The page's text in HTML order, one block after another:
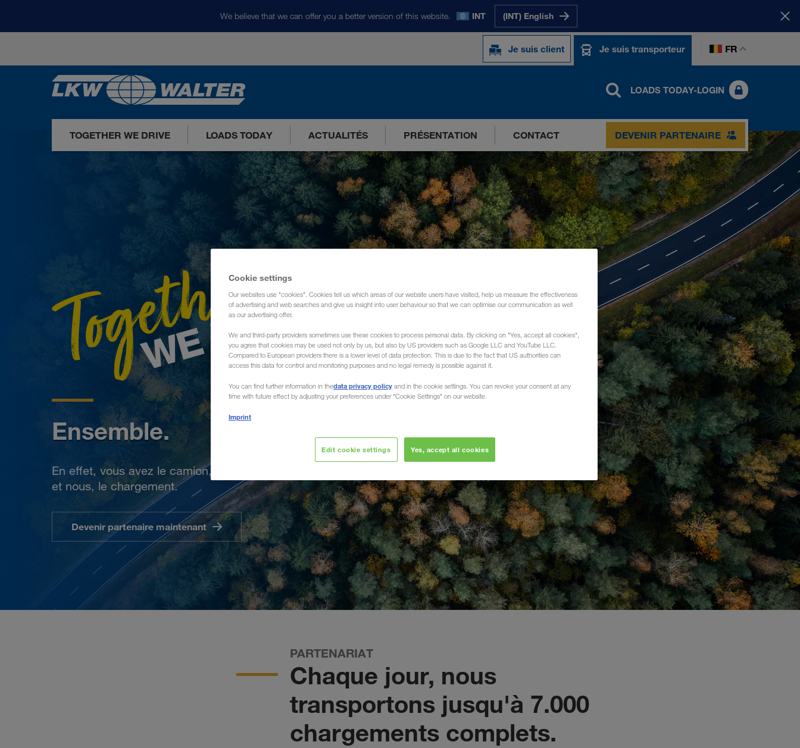
We believe that we can offer you a better version of this website. INT (INT) English
Je suis client Je suis transporteur FR
LOADS TODAY-LOGIN
TOGETHER WE DRIVE LOADS TODAY ACTUALITÉS PRÉSENTATION CONTACT DEVENIR PARTENAIRE
Ensemble.
En effet, vous avez le camion,
et nous, le chargement.
Devenir partenaire maintenant
PARTENARIAT
Chaque jour, nous
transportons jusqu'à 7.000
chargements complets.
Cookie settings
Our websites use "cookies". Cookies tell us which areas of our website users have visited, help us measure the effectiveness
of advertising and web searches and give us insight into user behaviour so that we can optimise our communication as well
as our advertising offer.
We and third-party providers sometimes use these cookies to process personal data. By clicking on "Yes, accept all cookies",
you agree that cookies may be used not only by us, but also by US providers such as Google LLC and YouTube LLC.
Compared to European providers there is a lower level of data protection. This is due to the fact that US authorities can
access this data for control and monitoring purposes and no legal remedy is possible against it.
You can find further information in thedata privacy policy and in the cookie settings. You can revoke your consent at any
time with future effect by adjusting your preferences under "Cookie Settings" on our website.
Imprint
Edit cookie settings Yes, accept all cookies